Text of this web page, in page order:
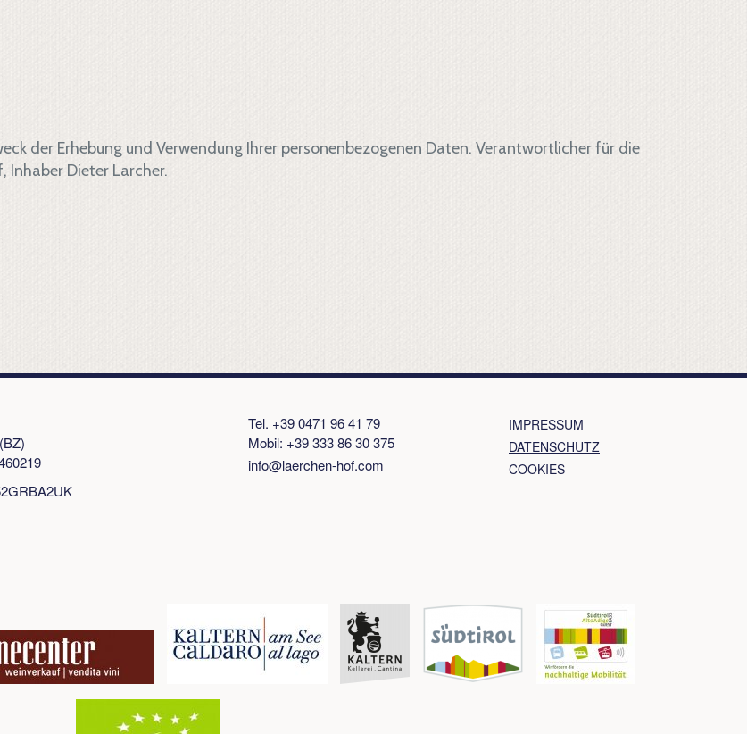
der Erhebung und Verwendung Ihrer personenbezogenen Daten. Verantwortlicher für die
Inhaber Dieter Larcher.
Tel. +39 0471 96 41 79
Mobil: +39 333 86 30 375
info@laerchen-hof.com
IMPRESSUM
DATENSCHUTZ
COOKIES